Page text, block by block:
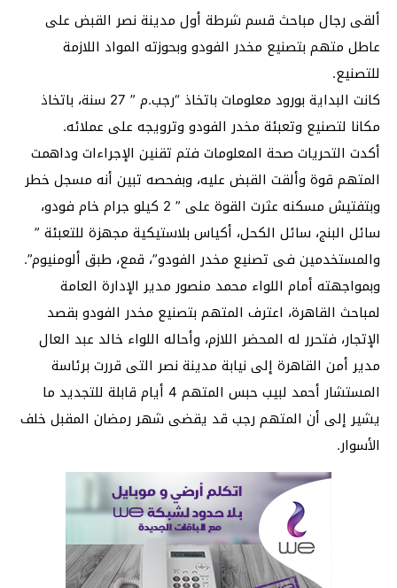
ألقى رجال مباحث قسم شرطة أول مدينة نصر القبض على
عاطل متهم بتصنيع مخدر الفودو وبحوزته المواد اللازمة
للتصنيع.
كانت البداية بورود معلومات باتخاذ “رجب.م ” 27 سنة، باتخاذ
مكانا لتصنيع وتعبئة مخدر الفودو وترويجه على عملائه.
أكدت التحريات صحة المعلومات فتم تقنين الإجراءات وداهمت
المتهم قوة وألقت القبض عليه، وبفحصه تبين أنه مسجل خطر
وبتفتيش مسكنه عثرت القوة على ” 2 كيلو جرام خام فودو،
سائل البنج، سائل الكحل، أكياس بلاستيكية مجهزة للتعبئة ”
والمستخدمين فى تصنيع مخدر الفودو”، قمع، طبق ألومنيوم”.
وبمواجهته أمام اللواء محمد منصور مدير الإدارة العامة
لمباحث القاهرة، اعترف المتهم بتصنيع مخدر الفودو بقصد
الإتجار، فتحرر له المحضر اللازم، وأحاله اللواء خالد عبد العال
مدير أمن القاهرة إلى نيابة مدينة نصر التى قررت برئاسة
المستشار أحمد لبيب حبس المتهم 4 أيام قابلة للتجديد ما
يشير إلى أن المتهم رجب قد يقضى شهر رمضان المقبل خلف
الأسوار.